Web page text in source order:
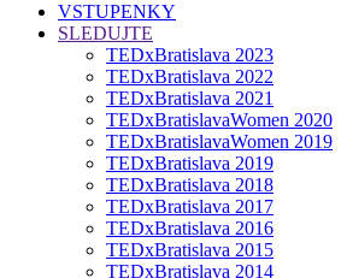
VSTUPENKY
SLEDUJTE
TEDxBratislava 2023
TEDxBratislava 2022
TEDxBratislava 2021
TEDxBratislavaWomen 2020
TEDxBratislavaWomen 2019
TEDxBratislava 2019
TEDxBratislava 2018
TEDxBratislava 2017
TEDxBratislava 2016
TEDxBratislava 2015
TEDxBratislava 2014